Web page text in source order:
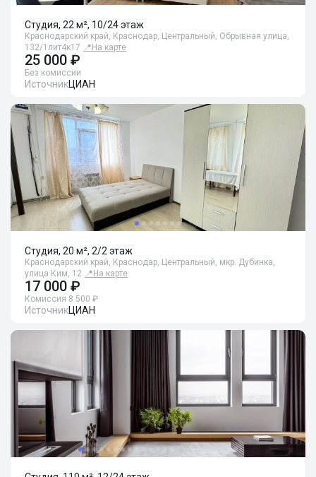
Студия, 22 м², 10/24 этаж
Краснодарский край, Краснодар, Центральный, Обрывная улица,
132/1лит4к17 📍 На карте
25 000 ₽
Без комиссии
ИсточникЦИАН
Студия, 20 м², 2/2 этаж
Краснодарский край, Краснодар, Центральный, мкр. Дубинка,
улица Ким, 12 📍 На карте
17 000 ₽
Комиссия 8 500 ₽
ИсточникЦИАН